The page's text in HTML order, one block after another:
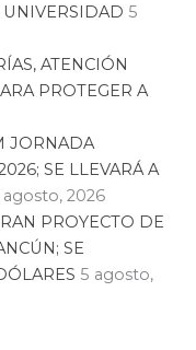
5
ATENCIÓN
PROTEGER A
JORNADA
SE LLEVARÁ A
agosto, 2026
PROYECTO DE
SE
5 agosto,